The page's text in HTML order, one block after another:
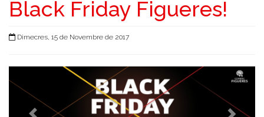
Black Friday Figueres!
Dimecres, 15 de Novembre de 2017